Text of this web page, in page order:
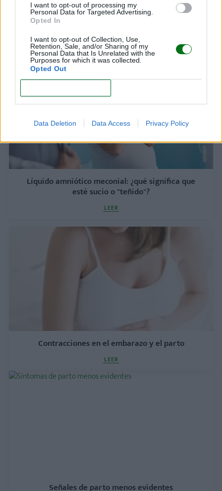
I want to opt-out of processing my
Personal Data for Targeted Advertising.
Opted In
I want to opt-out of Collection, Use,
Retention, Sale, and/or Sharing of my
Personal Data that Is Unrelated with the
Purposes for which it was collected.
Opted Out
Data Deletion Data Access Privacy Policy
¡Se retrasó el parto! ¿Qué debo hacer?
LEER
Líquido amniótico meconial: ¿qué significa que
esté sucio o "teñido"?
LEER
Contracciones en el embarazo y el parto
LEER
Señales de parto menos evidentes